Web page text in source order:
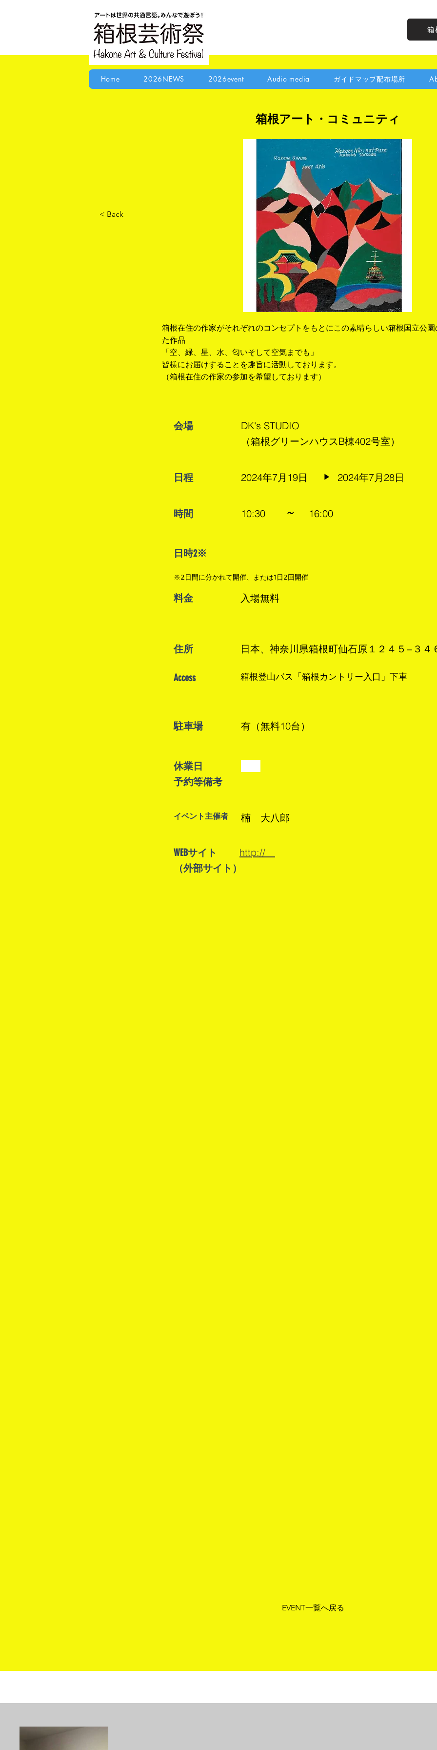
箱
Home 2026NEWS 2026event Audio media ガイドマップ配布場所
箱根アート・コミュニティ
< Back
箱根在住の作家がそれぞれのコンセプトをもとにこの素晴らしい箱根国立公
た作品
「空、緑、星、水、匂いそして空気までも」
皆様にお届けすることを趣旨に活動しております。
（箱根在住の作家の参加を希望しております）
会場
日程
時間
日時2※
DK's STUDIO
（箱根グリーンハウスB棟402号室）
▶︎ 2024年7月28日
2024年7月19日
10:30 ~ 16:00
※2日間に分かれて開催、または1日2回開催
料金 入場無料
住所 日本、神奈川県箱根町仙石原１２４５−３４
箱根登山バス「箱根カントリー入口」下車
Access
駐車場 有（無料10台）
休業日
予約等備考
イベント主催者 楠 大八郎
WEBサイト
（外部サイト）
http://
EVENT一覧へ戻る